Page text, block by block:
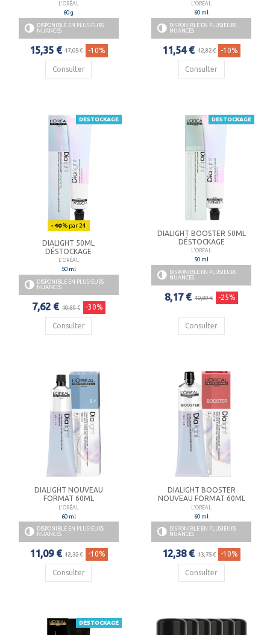
L'ORÉAL
60 g
DISPONIBLE EN PLUSIEURS
NUANCES
15,35 € 17,05 € -10%
Consulter
L'ORÉAL
60 ml
DISPONIBLE EN PLUSIEURS
NUANCES
11,54 € 12,82 € -10%
Consulter
DESTOCKAGE
- 40% par 24
DIALIGHT 50ML
DÉSTOCKAGE
L'ORÉAL
50 ml
DISPONIBLE EN PLUSIEURS
NUANCES
7,62 € 10,89 € -30%
Consulter
DESTOCKAGE
DIALIGHT BOOSTER 50ML
DÉSTOCKAGE
L'ORÉAL
50 ml
DISPONIBLE EN PLUSIEURS
NUANCES
8,17 € 10,89 € -25%
Consulter
DIALIGHT NOUVEAU
FORMAT 60ML
L'ORÉAL
60 ml
DISPONIBLE EN PLUSIEURS
NUANCES
11,09 € 12,32 € -10%
Consulter
DIALIGHT BOOSTER
NOUVEAU FORMAT 60ML
L'ORÉAL
60 ml
DISPONIBLE EN PLUSIEURS
NUANCES
12,38 € 13,75 € -10%
Consulter
DESTOCKAGE